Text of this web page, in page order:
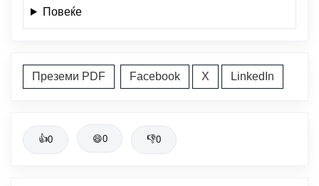
Повеќе
Преземи PDF Facebook X LinkedIn
👍0 😄0 👎0